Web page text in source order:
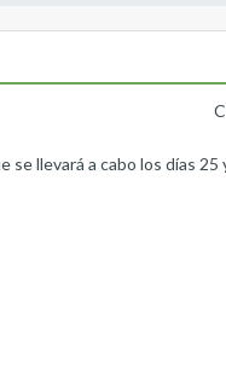
llevará a cabo los días